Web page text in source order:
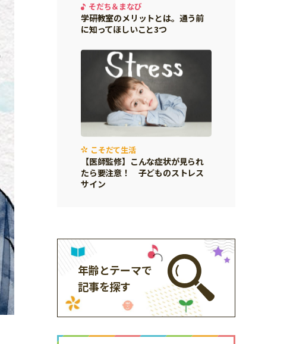
そだち＆まなび
学研教室のメリットとは。通う前
に知ってほしいこと3つ
こそだて生活
【医師監修】こんな症状が見られ
たら要注意！ 子どものストレス
サイン
年齢とテーマで
記事を探す